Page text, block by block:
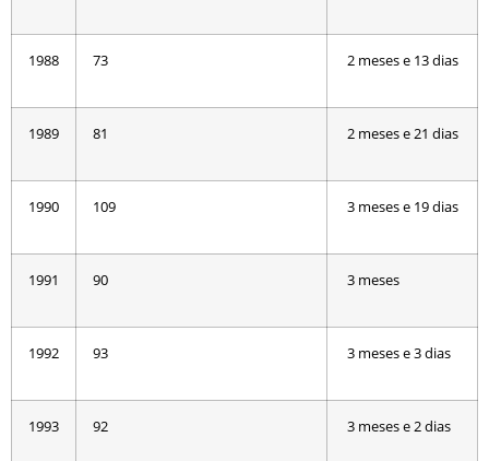
1988 73 2 meses e 13 dias
1989 81 2 meses e 21 dias
1990 109 3 meses e 19 dias
1991 90 3 meses
1992 93 3 meses e 3 dias
1993 92 3 meses e 2 dias